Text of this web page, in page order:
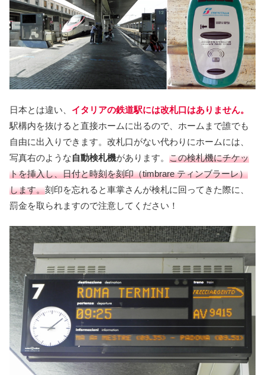
日本とは違い、 イタリアの鉄道駅には改札口はありません。
駅構内を抜けると直接ホームに出るので、ホームまで誰でも
自由に出入りできます。改札口がない代わりにホームには、
写真右のような自動検札機があります。 この検札機にチケッ
トを挿入し、日付と時刻を刻印（timbrare ティンブラーレ）
します。刻印を忘れると車掌さんが検札に回ってきた際に、
罰金を取られますので注意してください！